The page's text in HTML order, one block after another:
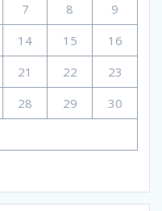
7 8
9
14 15
16
21 22
23
28 29
30